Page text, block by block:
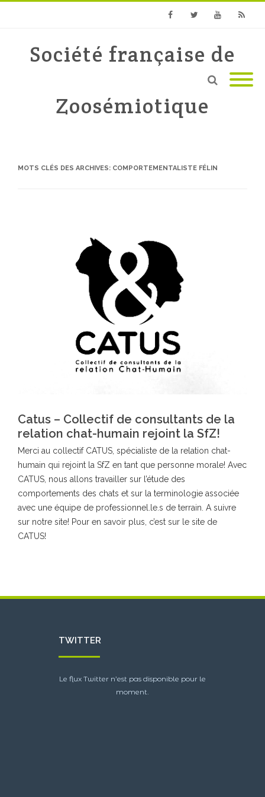
Société française de
Zoosémiotique
MOTS CLÉS DES ARCHIVES: COMPORTEMENTALISTE FÉLIN
Catus – Collectif de consultants de la
relation chat-humain rejoint la SfZ!
Merci au collectif CATUS, spécialiste de la relation chat-
humain qui rejoint la SfZ en tant que personne morale! Avec
CATUS, nous allons travailler sur l’étude des
comportements des chats et sur la terminologie associée
avec une équipe de professionnel.le.s de terrain. A suivre
sur notre site! Pour en savoir plus, c’est sur le site de
CATUS!
TWITTER
Le flux Twitter n’est pas disponible pour le
moment.